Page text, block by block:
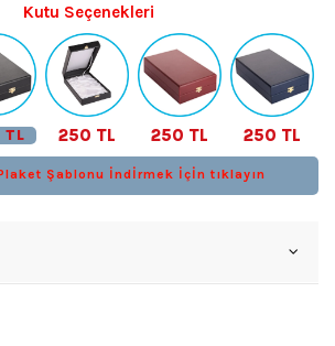
Kutu Seçenekleri
TL 250 TL 250 TL 250 TL
Şablonu İndİrmek İçİn tıklayın